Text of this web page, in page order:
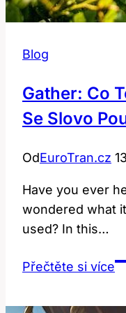
Blog
Gather: Co
Se Slovo
OdEuroTran.cz
Have you ever
wondered what
used? In this…
Přečtěte si více